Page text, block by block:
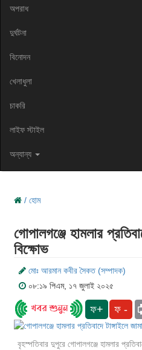
অপরাধ
দুর্ঘটনা
বিনোদন
খেলাধুলা
চাকরি
লাইফ স্টাইল
অন্যান্য
/ হোম
গোপালগঞ্জে হামলার
বিক্ষোভ
মোঃ আরমান কবীর সৈকত (সম্পাদক)
০৮:১৯ পিএম, ১৭ জুলাই ২০২৫
ফ+ ফ -
বৃহস্পতিবার দুপুরে গোপালগঞ্জে হামলার